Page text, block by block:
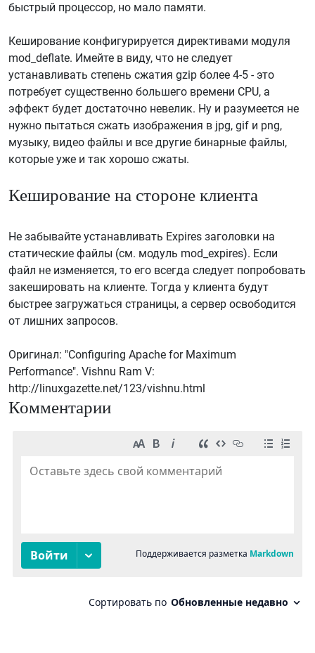
быстрый процессор, но мало памяти.
Кеширование конфигурируется директивами модуля
mod_deflate. Имейте в виду, что не следует
устанавливать степень сжатия gzip более 4-5 - это
потребует существенно большего времени CPU, а
эффект будет достаточно невелик. Ну и разумеется не
нужно пытаться сжать изображения в jpg, gif и png,
музыку, видео файлы и все другие бинарные файлы,
которые уже и так хорошо сжаты.
Кеширование на стороне клиента
Не забывайте устанавливать Expires заголовки на
статические файлы (см. модуль mod_expires). Если
файл не изменяется, то его всегда следует попробовать
закешировать на клиенте. Тогда у клиента будут
быстрее загружаться страницы, а сервер освободится
от лишних запросов.
Оригинал: "Configuring Apache for Maximum
Performance". Vishnu Ram V:
http://linuxgazette.net/123/vishnu.html
Комментарии